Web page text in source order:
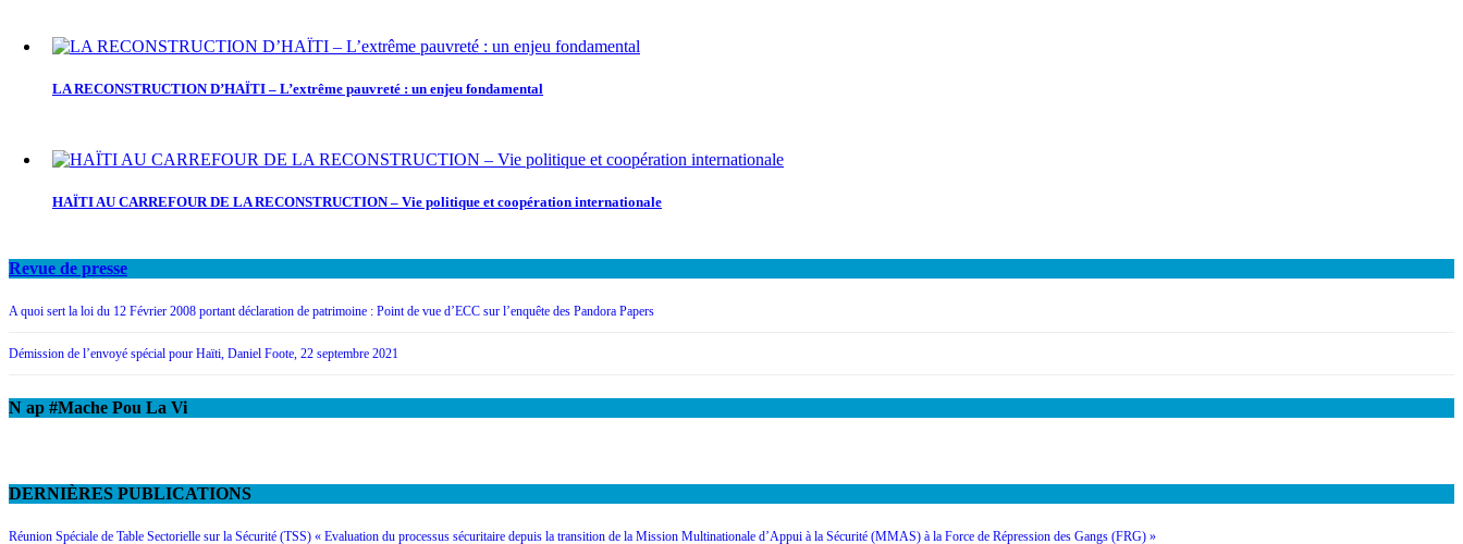
LA RECONSTRUCTION D’HAÏTI – L’extrême pauvreté : un enjeu fondamental
HAÏTI AU CARREFOUR DE LA RECONSTRUCTION – Vie politique et coopération internationale
Revue de presse
A quoi sert la loi du 12 Février 2008 portant déclaration de patrimoine : Point de vue d’ECC sur l’enquête des Pandora Papers
Démission de l’envoyé spécial pour Haïti, Daniel Foote, 22 septembre 2021
N ap #Mache Pou La Vi
DERNIÈRES PUBLICATIONS
Réunion Spéciale de Table Sectorielle sur la Sécurité (TSS) « Evaluation du processus sécuritaire depuis la transition de la Mission Multinationale d’Appui à la Sécurité (MMAS) à la Force de Répression des Gangs (FRG) »